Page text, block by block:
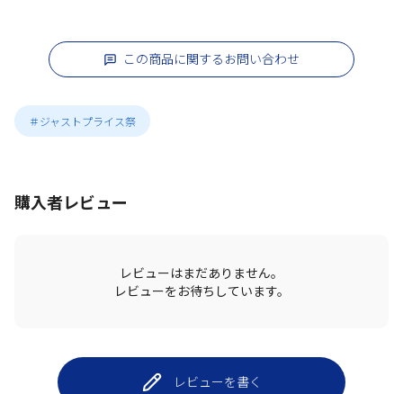
この商品に関するお問い合わせ
＃ジャストプライス祭
購入者レビュー
レビューはまだありません。
レビューをお待ちしています。
レビューを書く